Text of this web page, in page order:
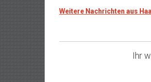
Weitere Nachrichten aus
Ihr